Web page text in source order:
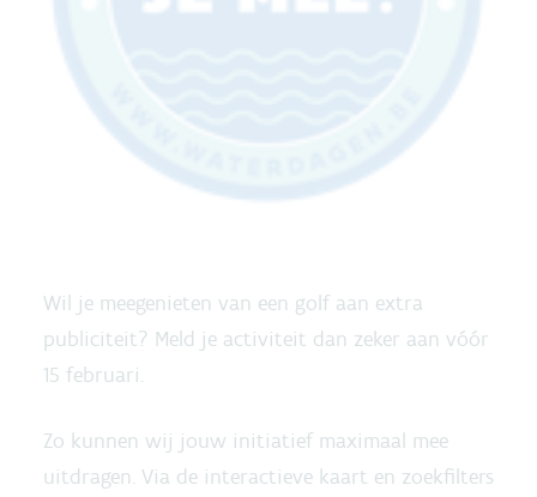
Wil je meegenieten van een golf aan extra
publiciteit? Meld je activiteit dan zeker aan vóór
15 februari.
Zo kunnen wij jouw initiatief maximaal mee
uitdragen. Via de interactieve kaart en zoekfilters